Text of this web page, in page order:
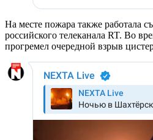
На месте пожара также работала
российского телеканала RT. Во
прогремел очередной взрыв